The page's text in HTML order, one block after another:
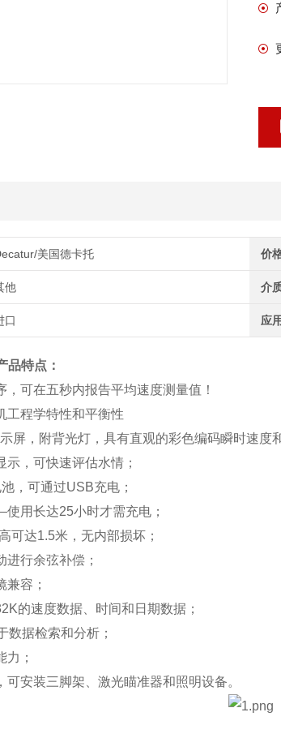
美国德卡托 价
他 介
口 应
品特点：
，可在五秒内报告平均速度测量值！
工程学特性和平衡性
屏，附背光灯，具有直观的彩色编码瞬时速度
示，可快速评估水情；
，可通过USB充电；
用长达25小时才需充电；
达1.5米，无内部损坏；
进行余弦补偿；
兼容；
的速度数据、时间和日期数据；
数据检索和分析；
力；
可安装三脚架、激光瞄准器和照明设备。